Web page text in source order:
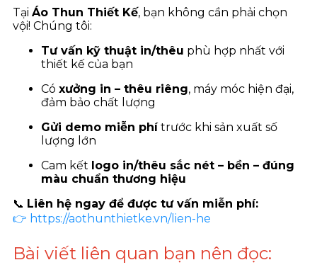
Tại Áo Thun Thiết Kế, bạn không cần phải chọn
vội! Chúng tôi:
Tư vấn kỹ thuật in/thêu phù hợp nhất với
thiết kế của bạn
Có xưởng in – thêu riêng, máy móc hiện đại,
đảm bảo chất lượng
Gửi demo miễn phítrước khi sản xuất số
lượng lớn
Cam kết logo in/thêu sắc nét – bền – đúng
màu chuẩn thương hiệu
📞 Liên hệ ngay để được tư vấn miễn phí:
👉 https://aothunthietke.vn/lien-he
Bài viết liên quan bạn nên đọc: